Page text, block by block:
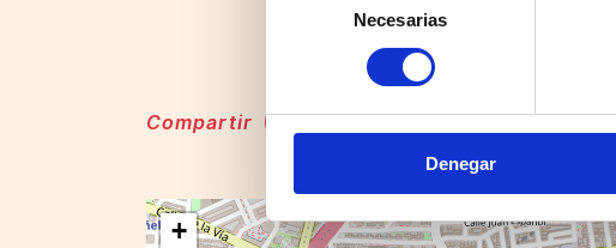
consentimiento
Necesarias
Denegar
Compartir
+